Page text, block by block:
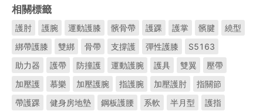
相關標籤
護肘 護腕 運動護膝 髕骨帶 護踝 護掌 髕腱
繞型
綁帶護膝
雙綁 骨帶 支撐護 彈性護膝
S5163
助力器
護帶 防撞護 運動護腕 護具 雙翼
壓帶
加壓護
慕樂 加壓護腕 指護腕 加壓護肘
指關節
帶護踝
健身房地墊 鋼板護腰 系軟 半月型 護指